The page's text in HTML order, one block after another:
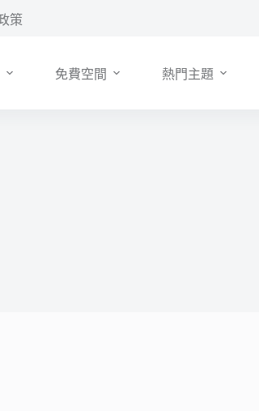
策
免費空間 熱門主題